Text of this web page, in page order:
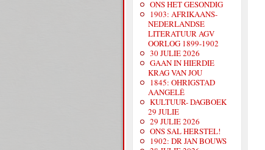
ONS HET GESONDIG
1903: AFRIKAANS-
NEDERLANDSE
LITERATUUR AGV
OORLOG 1899-1902
30 JULIE 2026
GAAN IN HIERDIE
KRAG VAN JOU
1845: OHRIGSTAD
AANGELÊ
KULTUUR- DAGBOEK
29 JULIE
29 JULIE 2026
ONS SAL HERSTEL!
1902: DR JAN BOUWS